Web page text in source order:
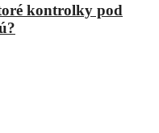
kontrolky pod